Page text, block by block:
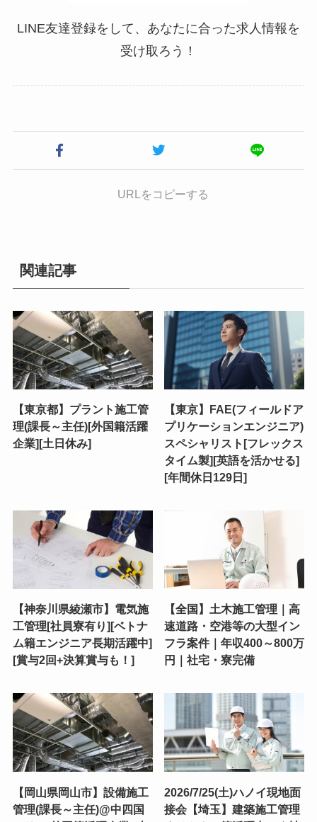
LINE友達登録をして、あなたに合った求人情報を
受け取ろう！
URLをコピーする
関連記事
【東京都】プラント施工管
理(課長～主任)[外国籍活躍
企業][土日休み]
【東京】FAE(フィールドア
プリケーションエンジニア)
スペシャリスト[フレックス
タイム製][英語を活かせる]
[年間休日129日]
【神奈川県綾瀬市】電気施
工管理[社員寮有り][ベトナ
ム籍エンジニア長期活躍中]
[賞与2回+決算賞与も！]
【全国】土木施工管理｜高
速道路・空港等の大型イン
フラ案件｜年収400～800万
円｜社宅・寮完備
【岡山県岡山市】設備施工
管理(課長～主任)@中四国
2026/7/25(土)ハノイ現地面
接会【埼玉】建築施工管理